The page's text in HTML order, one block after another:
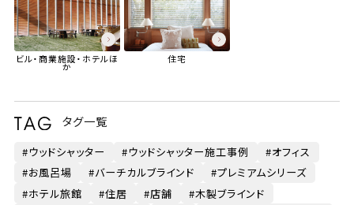
ビル・商業施設・ホテルほ
か
住宅
タグ一覧
ウッドシャッター ウッドシャッター施工事例
オフィス
お風呂場
バーチカルブラインド
プレミアムシリーズ
ホテル旅館
住居 店舗
木製ブラインド